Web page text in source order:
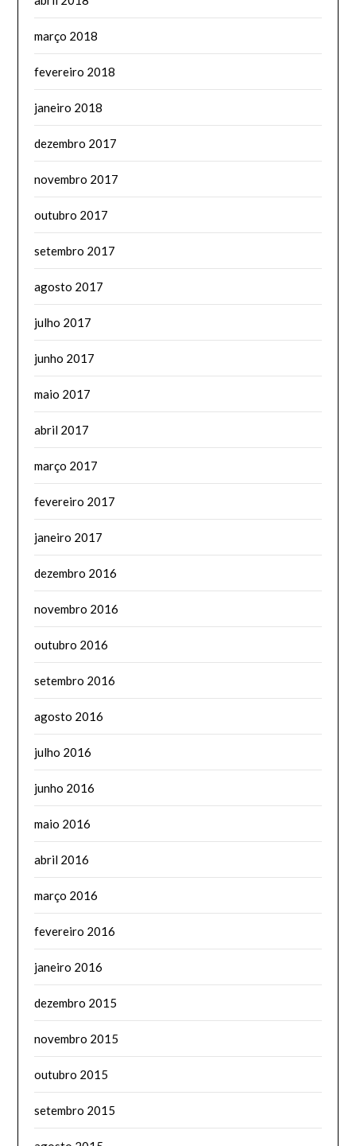
março 2018
fevereiro 2018
janeiro 2018
dezembro 2017
novembro 2017
outubro 2017
setembro 2017
agosto 2017
julho 2017
junho 2017
maio 2017
abril 2017
março 2017
fevereiro 2017
janeiro 2017
dezembro 2016
novembro 2016
outubro 2016
setembro 2016
agosto 2016
julho 2016
junho 2016
maio 2016
abril 2016
março 2016
fevereiro 2016
janeiro 2016
dezembro 2015
novembro 2015
outubro 2015
setembro 2015